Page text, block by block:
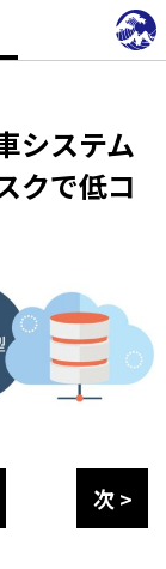
システム
クで低コ
次 >